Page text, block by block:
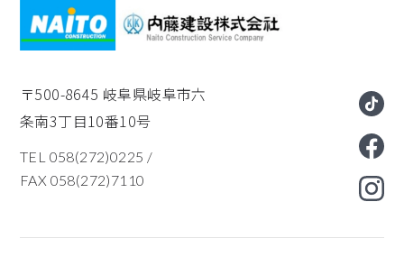
〒500-8645 岐阜県岐阜市六
条南3丁目10番10号
TEL 058(272)0225 /
FAX 058(272)7110